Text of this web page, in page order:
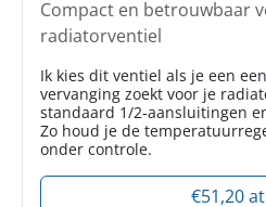
Compact en betrouwbaar
radiatorventiel
Ik kies dit ventiel als je een
vervanging zoekt voor je
standaard 1/2‑aansluitingen
Zo houd je de
onder controle.
€51,20